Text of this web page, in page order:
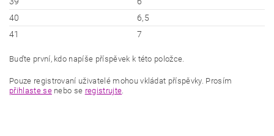
40
6,5
41
7
Buďte první, kdo napíše příspěvek k této položce.
Pouze registrovaní uživatelé mohou vkládat příspěvky. Prosím
přihlaste senebo se registrujte.